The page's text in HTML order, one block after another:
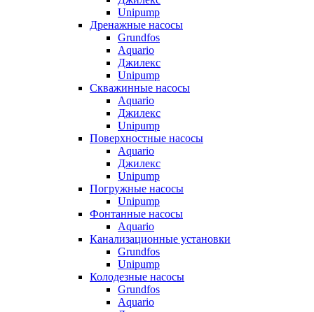
Unipump
Дренажные насосы
Grundfos
Aquario
Джилекс
Unipump
Скважинные насосы
Aquario
Джилекс
Unipump
Поверхностные насосы
Aquario
Джилекс
Unipump
Погружные насосы
Unipump
Фонтанные насосы
Aquario
Канализационные установки
Grundfos
Unipump
Колодезные насосы
Grundfos
Aquario